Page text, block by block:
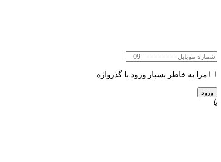
مرا به خاطر بسپار ورود با گذرواژه
یا